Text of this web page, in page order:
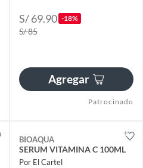
S/ 69.90 -18%
S/ 85
Agregar
Patrocinado
BIOAQUA
SERUM VITAMINA C 100ML
Por El Cartel